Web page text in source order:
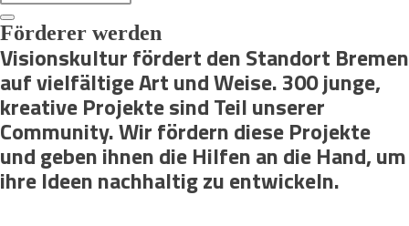
Förderer werden
Visionskultur fördert den Standort Bremen
auf vielfältige Art und Weise. 300 junge,
kreative Projekte sind Teil unserer
Community. Wir fördern diese Projekte
und geben ihnen die Hilfen an die Hand, um
ihre Ideen nachhaltig zu entwickeln.